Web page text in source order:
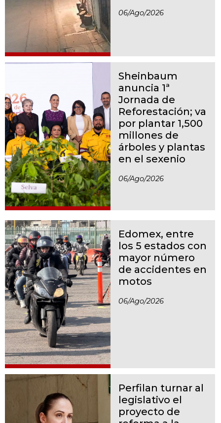
06/ago/2026
Sheinbaum
anuncia 1ª
Jornada de
Reforestación; va
por plantar 1,500
millones de
árboles y plantas
en el sexenio
06/ago/2026
Edomex, entre
los 5 estados con
mayor número
de accidentes en
motos
06/ago/2026
Perfilan turnar al
legislativo el
proyecto de